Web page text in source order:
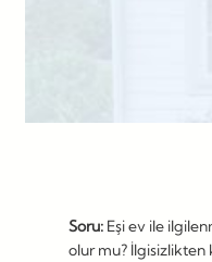
Soru: Eşi ev ile
olur mu? İlgisizlikten